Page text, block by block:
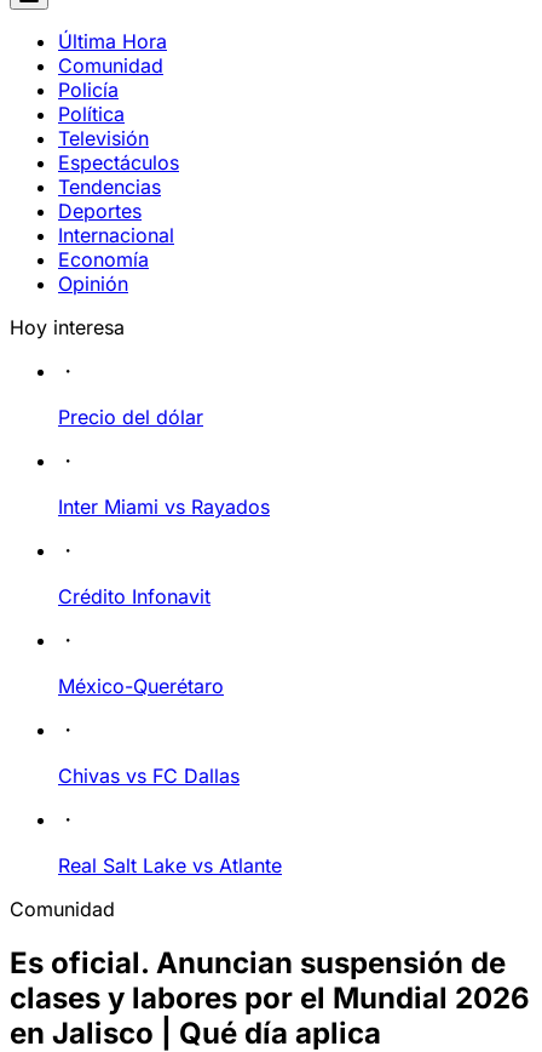
Última Hora
Comunidad
Policía
Política
Televisión
Espectáculos
Tendencias
Deportes
Internacional
Economía
Opinión
Hoy interesa
Precio del dólar
Inter Miami vs Rayados
Crédito Infonavit
México-Querétaro
Chivas vs FC Dallas
Real Salt Lake vs Atlante
Comunidad
Es oficial. Anuncian suspensión de
clases y labores por el Mundial 2026
en Jalisco | Qué día aplica